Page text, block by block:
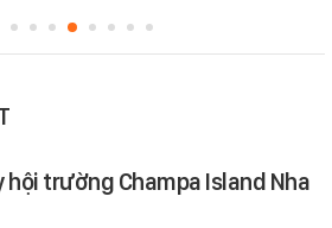
hội trường Champa Island Nha